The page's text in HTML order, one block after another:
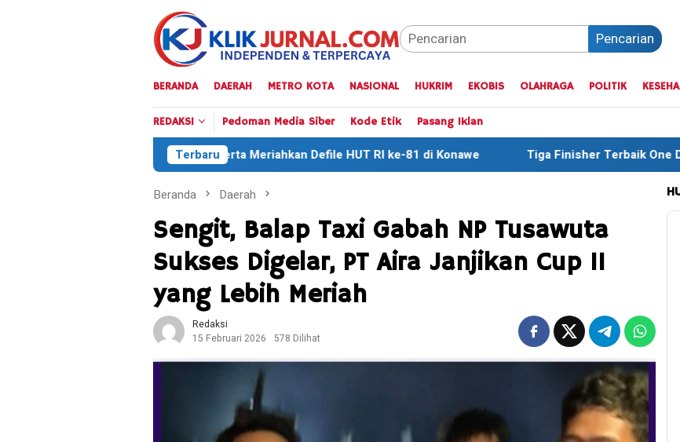
Pencarian
BERANDA DAERAH METRO KOTA NASIONAL HUKRIM EKOBIS OLAHRAGA POLITIK
REDAKSI Pedoman Media Siber Kode Etik Pasang Iklan
Terbaru
Ribu Peserta Meriahkan Defile HUT RI ke-81 di Konawe Tiga Finisher Terbaik One Day Trail Adventure Liwu
Beranda Daerah
Sengit, Balap Taxi Gabah NP Tusawuta
Sukses Digelar, PT Aira Janjikan Cup II
yang Lebih Meriah
Redaksi
15 Februari 2026
578 Dilihat